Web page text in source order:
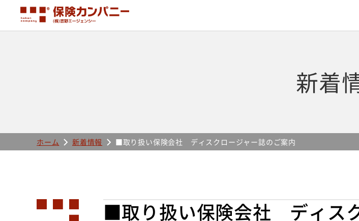
新着
ホーム 新着情報 ■取り扱い保険会社 ディスクロージャー誌のご案内
■取り扱い保険会社 ディス